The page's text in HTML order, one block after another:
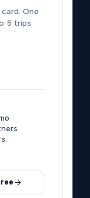
One
5 trips